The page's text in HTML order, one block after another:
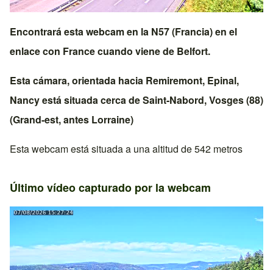
Encontrará esta webcam en la N57 (Francia)en el
enlace con Francecuando viene de Belfort.
Esta cámara, orientada hacia Remiremont, Epinal,
Nancyestá situada cerca deSaint-Nabord,Vosges (88)
(Grand-est, antes Lorraine)
Esta webcam está situada a una altitud de 542 metros
Último vídeo capturado por la webcam